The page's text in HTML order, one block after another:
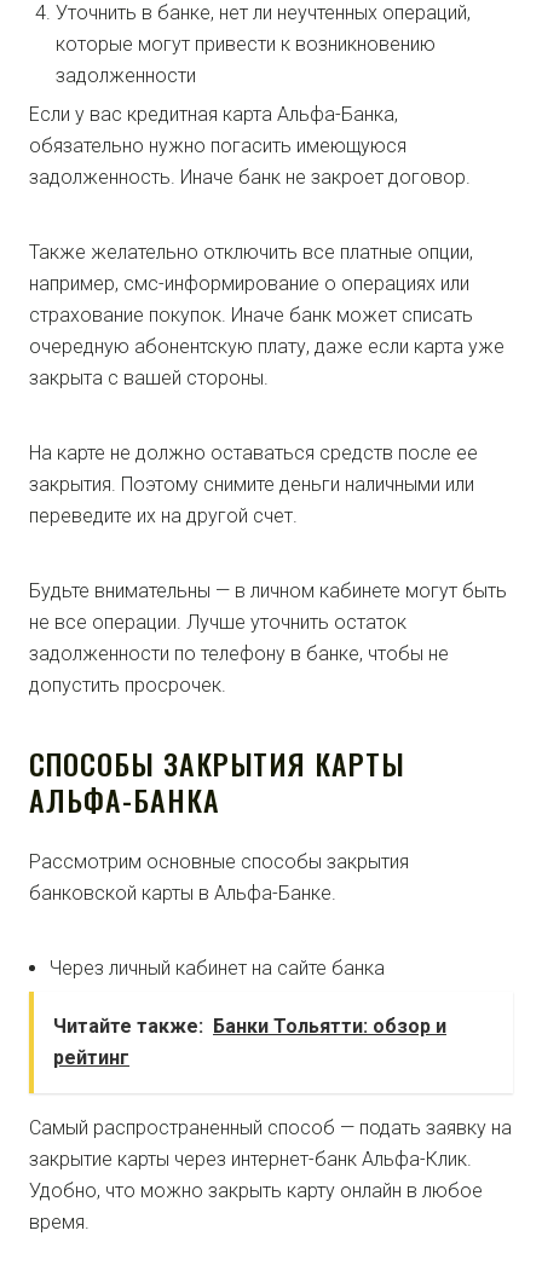
Уточнить в банке, нет ли неучтенных операций,
которые могут привести к возникновению
задолженности
Если у вас кредитная карта Альфа-Банка,
обязательно нужно погасить имеющуюся
задолженность. Иначе банк не закроет договор.
Также желательно отключить все платные опции,
например, смс-информирование о операциях или
страхование покупок. Иначе банк может списать
очередную абонентскую плату, даже если карта уже
закрыта с вашей стороны.
На карте не должно оставаться средств после ее
закрытия. Поэтому снимите деньги наличными или
переведите их на другой счет.
Будьте внимательны — в личном кабинете могут быть
не все операции. Лучше уточнить остаток
задолженности по телефону в банке, чтобы не
допустить просрочек.
СПОСОБЫ ЗАКРЫТИЯ КАРТЫ
АЛЬФА-БАНКА
Рассмотрим основные способы закрытия
банковской карты в Альфа-Банке.
Через личный кабинет на сайте банка
Читайте также: Банки Тольятти: обзор и
рейтинг
Самый распространенный способ — подать заявку на
закрытие карты через интернет-банк Альфа-Клик.
Удобно, что можно закрыть карту онлайн в любое
время.